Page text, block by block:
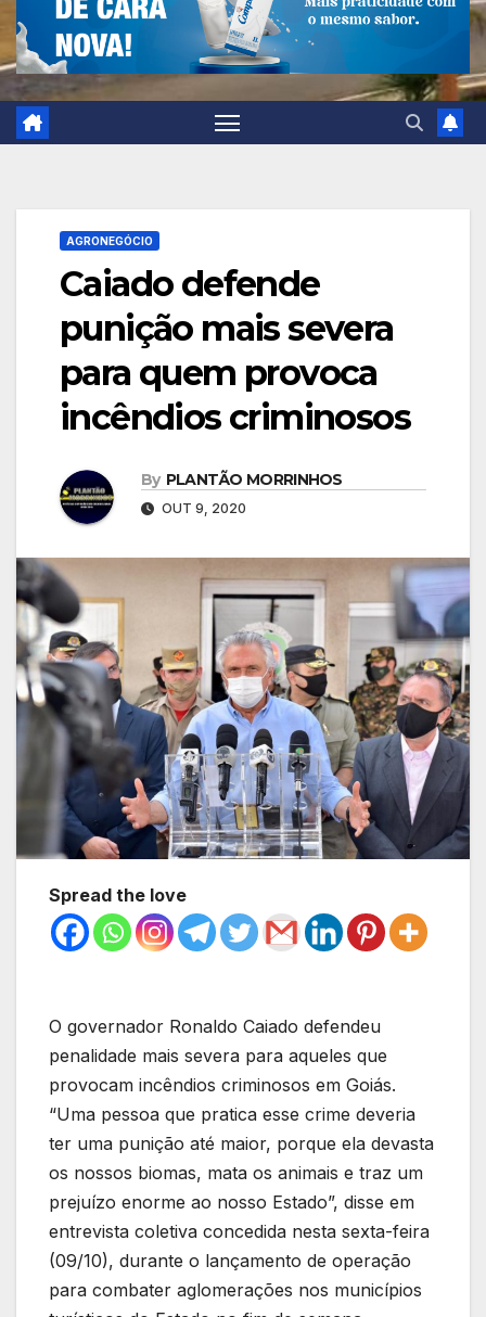
AGRONEGÓCIO
Caiado defende
punição mais severa
para quem provoca
incêndios criminosos
By PLANTÃO MORRINHOS
OUT 9, 2020
Spread the love
O governador Ronaldo Caiado defendeu
penalidade mais severa para aqueles que
provocam incêndios criminosos em Goiás.
“Uma pessoa que pratica esse crime deveria
ter uma punição até maior, porque ela devasta
os nossos biomas, mata os animais e traz um
prejuízo enorme ao nosso Estado”, disse em
entrevista coletiva concedida nesta sexta-feira
(09/10), durante o lançamento de operação
para combater aglomerações nos municípios